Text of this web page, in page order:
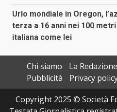
Urlo mondiale in Oregon,
terza a 16 anni nei 100
italiana come lei
Chi siamo
La
Pubblicità
Privacy
Copyright 2025 © Società